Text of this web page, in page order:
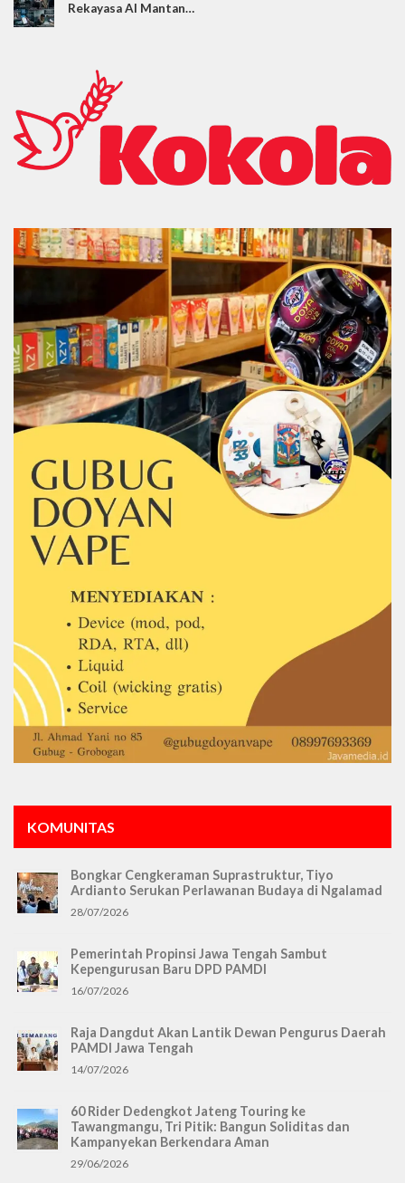
Rekayasa AI Mantan…
KOMUNITAS
Bongkar Cengkeraman Suprastruktur, Tiyo
Ardianto Serukan Perlawanan Budaya di Ngalamad
28/07/2026
Pemerintah Propinsi Jawa Tengah Sambut
Kepengurusan Baru DPD PAMDI
16/07/2026
Raja Dangdut Akan Lantik Dewan Pengurus Daerah
PAMDI Jawa Tengah
14/07/2026
60 Rider Dedengkot Jateng Touring ke
Tawangmangu, Tri Pitik: Bangun Soliditas dan
Kampanyekan Berkendara Aman
29/06/2026